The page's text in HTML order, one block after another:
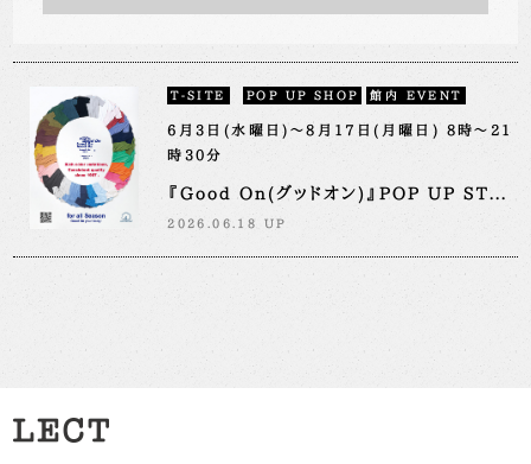
T-SITE POP UP SHOP 館内 EVENT
6月3日(水曜日)～8月17日(月曜日) 8時～21
時30分
『Good On(グッドオン)』POP UP ST...
2026.06.18 UP